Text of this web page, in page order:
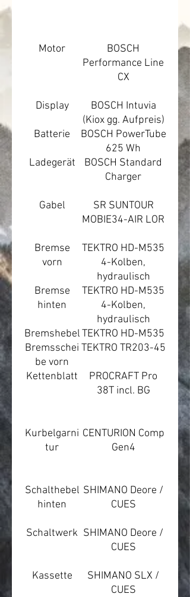
Motor
BOSCH
Performance Line
CX
Display
BOSCH Intuvia
(Kiox gg. Aufpreis)
Batterie
BOSCH PowerTube
625 Wh
Ladegerät
BOSCH Standard
Charger
Gabel
SR SUNTOUR
MOBIE34-AIR LOR
Bremse
vorn
TEKTRO HD-M535
4-Kolben,
hydraulisch
Bremse
hinten
TEKTRO HD-M535
4-Kolben,
hydraulisch
BremshebelTEKTRO HD-M535
Bremsschei
be vorn
TEKTRO TR203-45
Kettenblatt
PROCRAFT Pro
38T incl. BG
Kurbelgarni
tur
CENTURION Comp
Gen4
Schalthebel
hinten
SHIMANO Deore /
CUES
Schaltwerk SHIMANO Deore /
CUES
Kassette
SHIMANO SLX /
CUES